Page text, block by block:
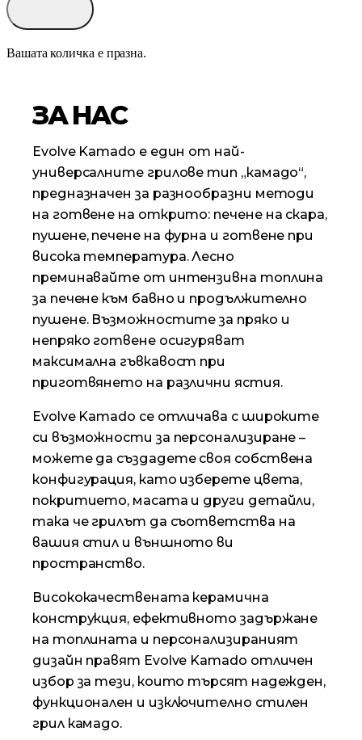
Вашата количка е празна.
ЗА НАС
Evolve Kamado е един от най-
универсалните грилове тип „камадо“,
предназначен за разнообразни методи
на готвене на открито: печене на скара,
пушене, печене на фурна и готвене при
висока температура. Лесно
преминавайте от интензивна топлина
за печене към бавно и продължително
пушене. Възможностите за пряко и
непряко готвене осигуряват
максимална гъвкавост при
приготвянето на различни ястия.
Evolve Kamado се отличава с широките
си възможности за персонализиране –
можете да създадете своя собствена
конфигурация, като изберете цвета,
покритието, масата и други детайли,
така че грилът да съответства на
вашия стил и външното ви
пространство.
Висококачествената керамична
конструкция, ефективното задържане
на топлината и персонализираният
дизайн правят Evolve Kamado отличен
избор за тези, които търсят надежден,
функционален и изключително стилен
грил камадо.